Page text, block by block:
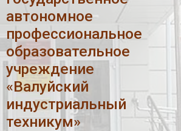
автономное
профессиональное
образовательное
учреждение
«Валуйский
индустриальный
техникум»